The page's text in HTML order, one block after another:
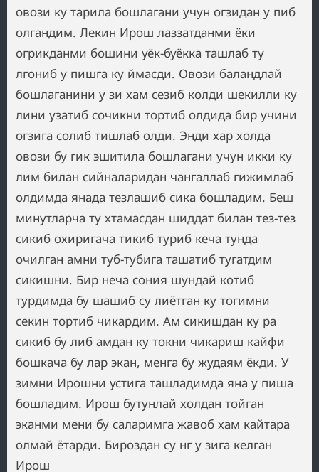
овози ку тарила бошлагани учун огзидан у пиб
олгандим. Лекин Ирош лаззатданми ёки
огрикданми бошини уёк-буёкка ташлаб ту
лгониб у пишга ку ймасди. Овози баландлай
бошлаганини у зи хам сезиб колди шекилли ку
лини узатиб сочикни тортиб олдида бир учини
огзига солиб тишлаб олди. Энди хар холда
овози бу гик эшитила бошлагани учун икки ку
лим билан сийналаридан чангаллаб гижимлаб
олдимда янада тезлашиб сика бошладим. Беш
минутларча ту хтамасдан шиддат билан тез-тез
сикиб охиригача тикиб туриб кеча тунда
очилган амни туб-тубига ташатиб тугатдим
сикишни. Бир неча сония шундай котиб
турдимда бу шашиб су лиётган ку тогимни
секин тортиб чикардим. Ам сикишдан ку ра
сикиб бу либ амдан ку токни чикариш кайфи
бошкача бу лар экан, менга бу жудаям ёкди. У
зимни Ирошни устига ташладимда яна у пиша
бошладим. Ирош бутунлай холдан тойган
эканми мени бу саларимга жавоб хам кайтара
олмай ётарди. Бироздан су нг у зига келган
Ирош